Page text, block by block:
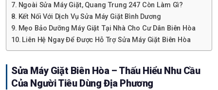
Ngoài Sửa Máy Giặt, Quang Trung 247 Còn Làm Gì?
Kết Nối Với Dịch Vụ Sửa Máy Giặt Bình Dương
Mẹo Bảo Dưỡng Máy Giặt Tại Nhà Cho Cư Dân Biên Hòa
Liên Hệ Ngay Để Được Hỗ Trợ Sửa Máy Giặt Biên Hòa
Sửa Máy Giặt Biên Hòa – Thấu Hiểu Nhu Cầu
Của Người Tiêu Dùng Địa Phương